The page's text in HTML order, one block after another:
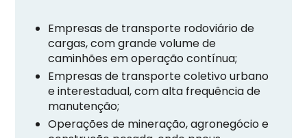
Empresas de transporte rodoviário de
cargas, com grande volume de
caminhões em operação contínua;
Empresas de transporte coletivo urbano
e interestadual, com alta frequência de
manutenção;
Operações de mineração, agronegócio e